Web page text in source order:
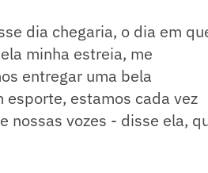
dia chegaria, o dia em
minha estreia, me
entregar uma bela
estamos cada vez
nossas vozes - disse ela,